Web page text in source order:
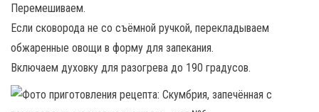
Перемешиваем.
Если сковорода не со съёмной ручкой, перекладываем
обжаренные овощи в форму для запекания.
Включаем духовку для разогрева до 190 градусов.